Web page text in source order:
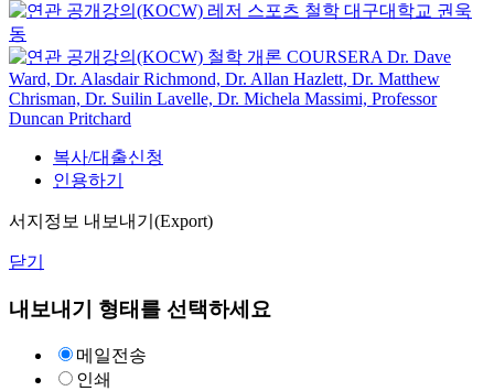
레저 스포츠 철학 대구대학교 권욱
동
철학 개론 COURSERA Dr. Dave
Ward, Dr. Alasdair Richmond, Dr. Allan Hazlett, Dr. Matthew
Chrisman, Dr. Suilin Lavelle, Dr. Michela Massimi, Professor
Duncan Pritchard
복사/대출신청
인용하기
서지정보 내보내기(Export)
닫기
내보내기 형태를 선택하세요
메일전송
인쇄